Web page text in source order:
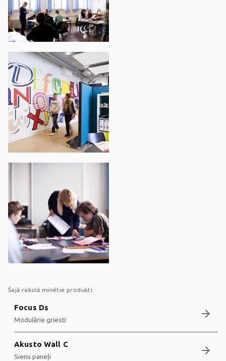
Šajā rakstā minētie produkti:
Focus Ds
Modulārie griesti arrow_forward
Akusto Wall C
Sienu paneļi arrow_forward